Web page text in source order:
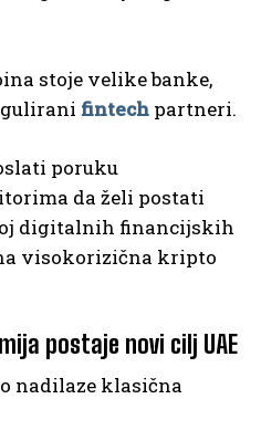
stoje velike banke,
fintech partneri.
poruku
da želi postati
digitalnih financijskih
visokorizična kripto
postaje novi cilj UAE
nadilaze klasična